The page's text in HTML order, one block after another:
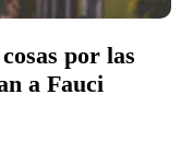
por las
a Fauci